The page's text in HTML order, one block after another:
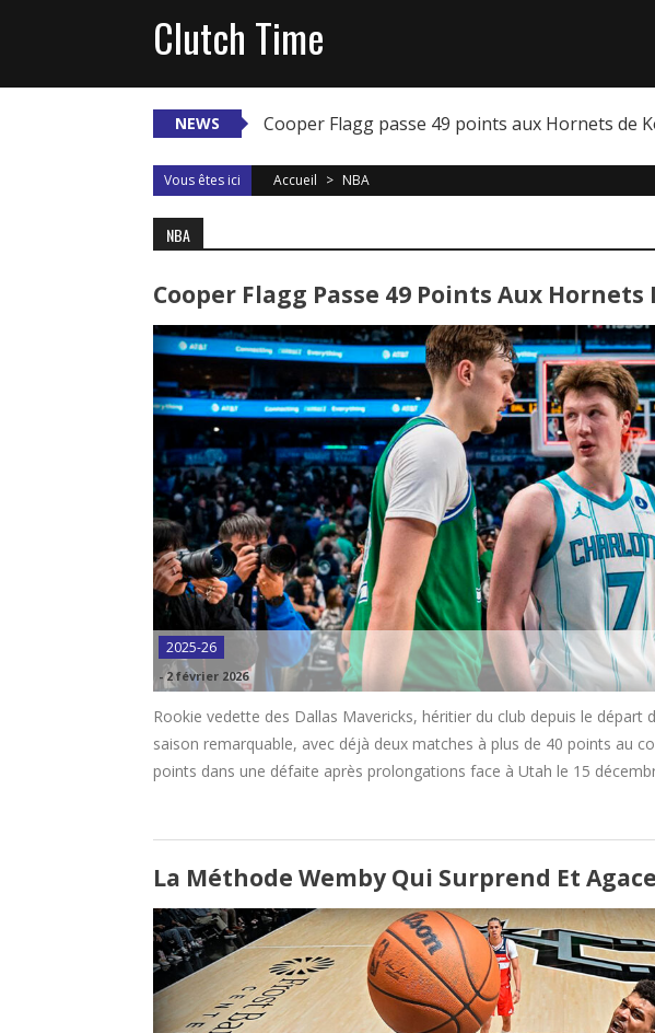
Clutch Time
NEWS Cooper Flagg passe 49 points aux Hornets de
Vous êtes ici Accueil > NBA
NBA
Cooper Flagg Passe 49 Points Aux
2025-26
-2 février 2026
Rookie vedette des Dallas Mavericks, héritier du club depuis le départ
saison remarquable, avec déjà deux matches à plus de 40 points au
points dans une défaite après prolongations face à Utah le 15
La Méthode Wemby Qui Surprend Et Agace